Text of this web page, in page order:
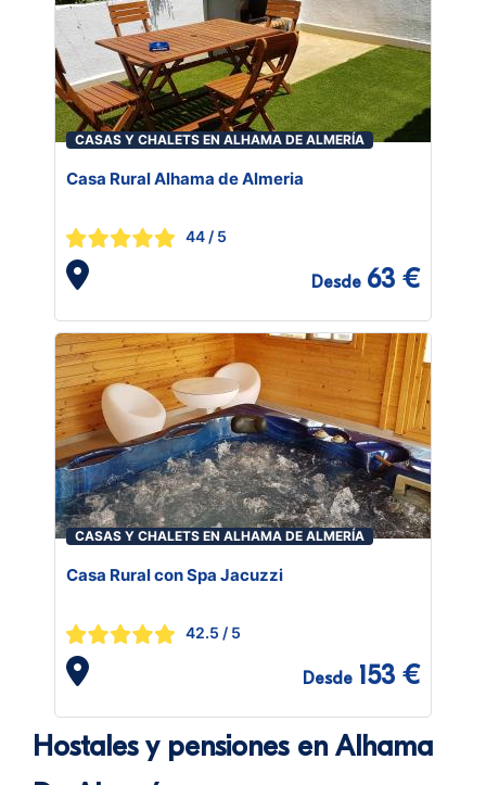
CASAS Y CHALETS EN ALHAMA DE ALMERÍA
Casa Rural Alhama de Almeria
44 / 5
Desde 63 €
CASAS Y CHALETS EN ALHAMA DE ALMERÍA
Casa Rural con Spa Jacuzzi
42.5 / 5
Desde 153 €
Hostales y pensiones en Alhama